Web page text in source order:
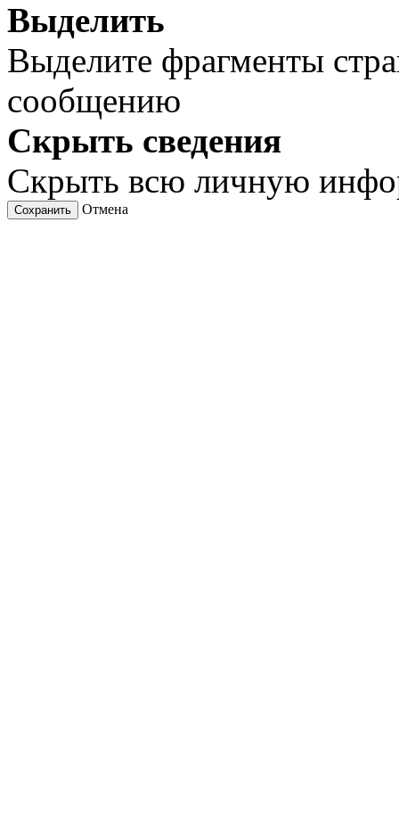
Выделить
Выделите фрагменты
сообщению
Скрыть сведения
Скрыть всю личную
Сохранить Отмена